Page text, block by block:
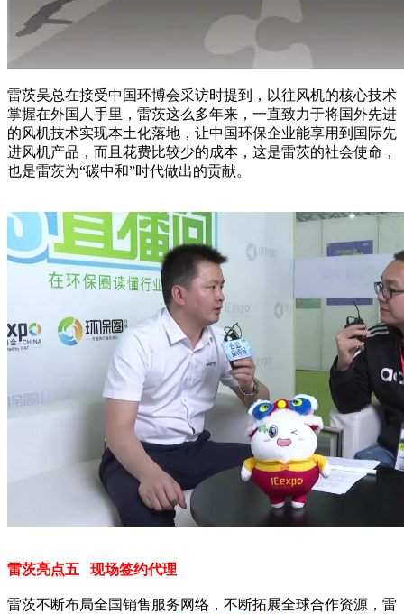
雷茨吴总在接受中国环博会采访时提到，以往风机的核心技术
掌握在外国人手里，雷茨这么多年来，一直致力于将国外先进
的风机技术实现本土化落地，让中国环保企业能享用到国际先
进风机产品，而且花费比较少的成本，这是雷茨的社会使命，
也是雷茨为“碳中和”时代做出的贡献。
雷茨亮点五 现场签约代理
雷茨不断布局全国销售服务网络，不断拓展全球合作资源，雷